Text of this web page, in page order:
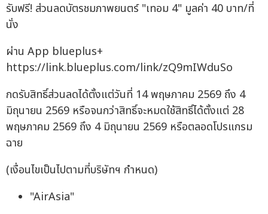
รับฟรี! ส่วนลดบัตรชมภาพยนตร์ "เทอม 4" มูลค่า 40 บาท/ที่
นั่ง
ผ่าน App blueplus+
https://link.blueplus.com/link/zQ9mIWduSo
กดรับสิทธิ์ส่วนลดได้ตั้งแต่วันที่ 14 พฤษภาคม 2569 ถึง 4
มิถุนายน 2569 หรือจนกว่าสิทธิ์จะหมดใช้สิทธิ์ได้ตั้งแต่ 28
พฤษภาคม 2569 ถึง 4 มิถุนายน 2569 หรือตลอดโปรแกรม
ฉาย
(เงื่อนไขเป็นไปตามที่บริษัทฯ กำหนด)
"AirAsia"